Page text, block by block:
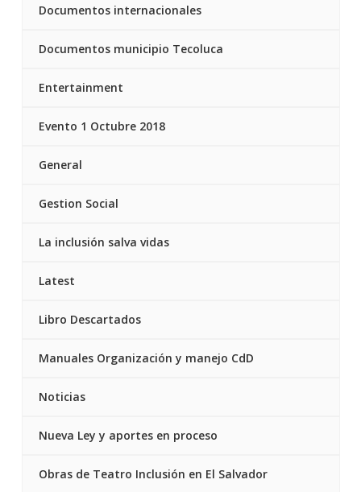
Documentos internacionales
Documentos municipio Tecoluca
Entertainment
Evento 1 Octubre 2018
General
Gestion Social
La inclusión salva vidas
Latest
Libro Descartados
Manuales Organización y manejo CdD
Noticias
Nueva Ley y aportes en proceso
Obras de Teatro Inclusión en El Salvador